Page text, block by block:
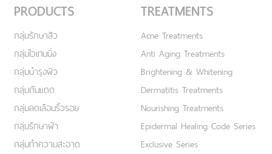
PRODUCTS
กลุ่มรักษาสิว
กลุ่มไวเทนนิ่ง
กลุ่มบำรุงผิว
กลุ่มกันแดด
กลุ่มลดเลือนริ้วรอย
กลุ่มรักษาฝ้า
กลุ่มทำความสะอาด
TREATMENTS
Acne Treatments
Anti Aging Treatments
Brightening & Whitening
Dermatitis Treatments
Nourishing Treatments
Epidermal Healing Code Series
Exclusive Series